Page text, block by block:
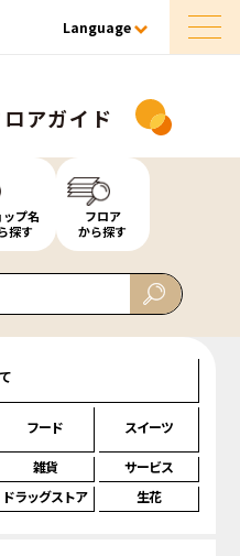
Language
アガイド
ップ名
探す
フロア
から探す
フード スイーツ
雑貨
サービス
ドラッグストア 生花